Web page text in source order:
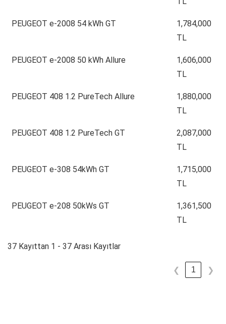
PEUGEOT e-2008 54 kWh GT
1,784,000
TL
PEUGEOT e-2008 50 kWh Allure
1,606,000
TL
PEUGEOT 408 1.2 PureTech Allure
1,880,000
TL
PEUGEOT 408 1.2 PureTech GT
2,087,000
TL
PEUGEOT e-308 54kWh GT
1,715,000
TL
PEUGEOT e-208 50kWs GT
1,361,500
TL
37 Kayıttan 1 - 37 Arası Kayıtlar
❮ 1 ❯